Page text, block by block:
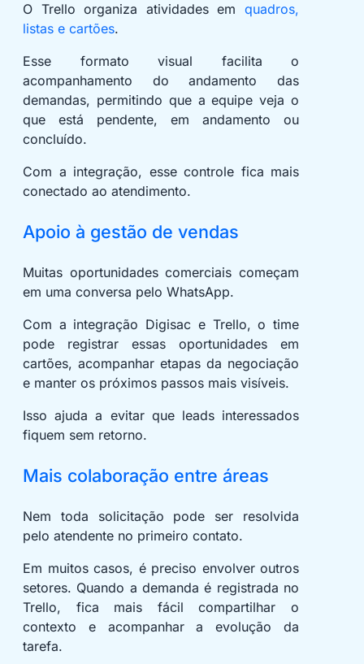
O Trello organiza atividades em quadros,
listas e cartões.
Esse formato visual facilita o
acompanhamento do andamento das
demandas, permitindo que a equipe veja o
que está pendente, em andamento ou
concluído.
Com a integração, esse controle fica mais
conectado ao atendimento.
Apoio à gestão de vendas
Muitas oportunidades comerciais começam
em uma conversa pelo WhatsApp.
Com a integração Digisac e Trello, o time
pode registrar essas oportunidades em
cartões, acompanhar etapas da negociação
e manter os próximos passos mais visíveis.
Isso ajuda a evitar que leads interessados
fiquem sem retorno.
Mais colaboração entre áreas
Nem toda solicitação pode ser resolvida
pelo atendente no primeiro contato.
Em muitos casos, é preciso envolver outros
setores. Quando a demanda é registrada no
Trello, fica mais fácil compartilhar o
contexto e acompanhar a evolução da
tarefa.